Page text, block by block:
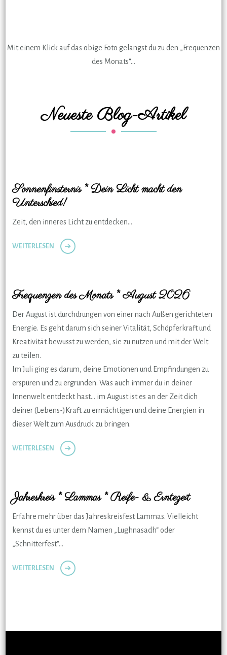
Mit einem Klick auf das obige Foto gelangst du zu den „Frequenzen
des Monats“…
Neueste Blog-Artikel
Sonnenfinsternis * Dein Licht macht den
Unterschied!
Zeit, den inneres Licht zu entdecken…
WEITERLESEN
Frequenzen des Monats * August 2026
Der August ist durchdrungen von einer nach Außen gerichteten
Energie. Es geht darum sich seiner Vitalität, Schöpferkraft und
Kreativität bewusst zu werden, sie zu nutzen und mit der Welt
zu teilen.
Im Juli ging es darum, deine Emotionen und Empfindungen zu
erspüren und zu ergründen. Was auch immer du in deiner
Innenwelt entdeckt hast… im August ist es an der Zeit dich
deiner (Lebens-)Kraft zu ermächtigen und deine Energien in
dieser Welt zum Ausdruck zu bringen.
WEITERLESEN
Jahreskreis * Lammas * Reife- & Erntezeit
Erfahre mehr über das Jahreskreisfest Lammas. Vielleicht
kennst du es unter dem Namen „Lughnasadh“ oder
„Schnitterfest“…
WEITERLESEN